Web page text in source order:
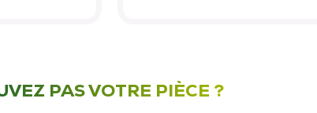
PAS VOTRE PIÈCE ?